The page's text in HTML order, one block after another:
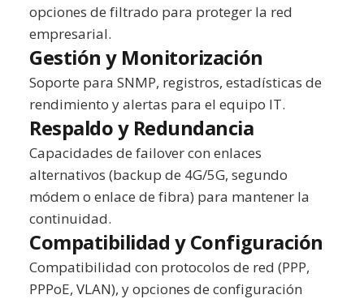
opciones de filtrado para proteger la red
empresarial.
Gestión y Monitorización
Soporte para SNMP, registros, estadísticas de
rendimiento y alertas para el equipo IT.
Respaldo y Redundancia
Capacidades de failover con enlaces
alternativos (backup de 4G/5G, segundo
módem o enlace de fibra) para mantener la
continuidad.
Compatibilidad y Configuración
Compatibilidad con protocolos de red (PPP,
PPPoE, VLAN), y opciones de configuración